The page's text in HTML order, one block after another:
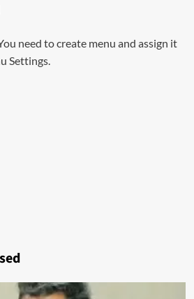
need to create menu and assign it
Settings.